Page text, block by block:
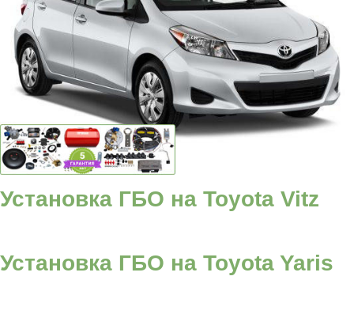
Установка ГБО на Toyota Vitz
Установка ГБО на Toyota Yaris